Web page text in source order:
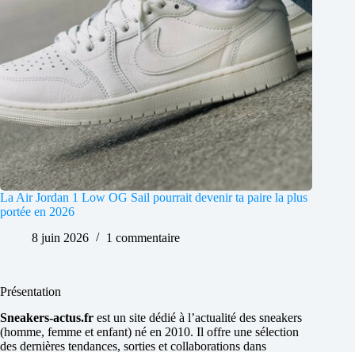
La Air Jordan 1 Low OG Sail pourrait devenir ta paire la plus
portée en 2026
8 juin 2026
1 commentaire
Présentation
Sneakers-actus.fr est un site dédié à l’actualité des sneakers
(homme, femme et enfant) né en 2010. Il offre une sélection
des dernières tendances, sorties et collaborations dans